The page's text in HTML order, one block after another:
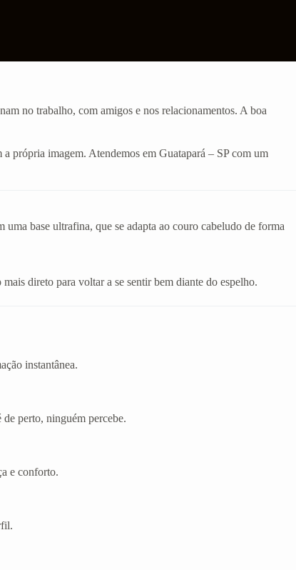
no trabalho, com amigos e nos relacionamentos. A boa
própria imagem. Atendemos em Guatapará – SP com um
base ultrafina, que se adapta ao couro cabeludo de forma
direto para voltar a se sentir bem diante do espelho.
instantânea.
perto, ninguém percebe.
e conforto.